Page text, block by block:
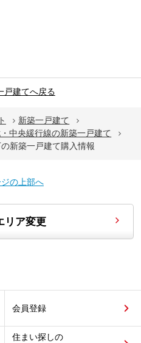
戸建てへ戻る
新築一戸建て
中央緩行線の新築一戸建て
新築一戸建て購入情報
の上部へ
リア変更
会員登録
住まい探しの